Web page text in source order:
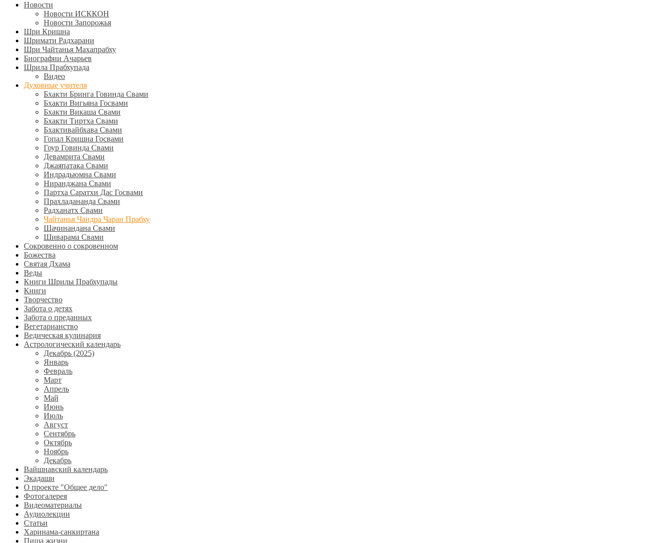
Новости
Новости ИСККОН
Новости Запорожья
Шри Кришна
Шримати Радхарани
Шри Чайтанья Махапрабху
Биографии Ачарьев
Шрила Прабхупада
Видео
Духовные учителя
Бхакти Бринга Говинда Свами
Бхакти Вигьяна Госвами
Бхакти Викаша Свами
Бхакти Тиртха Свами
Бхактивайбхава Свами
Гопал Кришна Госвами
Гоур Говинда Свами
Девамрита Свами
Джаяпатака Свами
Индрадьюмна Свами
Ниранджана Свами
Партха Саратхи Дас Госвами
Прахладананда Свами
Радханатх Свами
Чайтанья Чандра Чаран Прабху
Шачинандана Свами
Шиварама Свами
Сокровенно о сокровенном
Божества
Святая Дхама
Веды
Книги Шрилы Прабхупады
Книги
Творчество
Забота о детях
Забота о преданных
Вегетарианство
Ведическая кулинария
Астрологический календарь
Декабрь (2025)
Январь
Февраль
Март
Апрель
Май
Июнь
Июль
Август
Сентябрь
Октябрь
Ноябрь
Декабрь
Вайшнавский календарь
Экадаши
О проекте "Общее дело"
Фотогалерея
Видеоматериалы
Аудиолекции
Статьи
Харинама-санкиртана
Пища жизни